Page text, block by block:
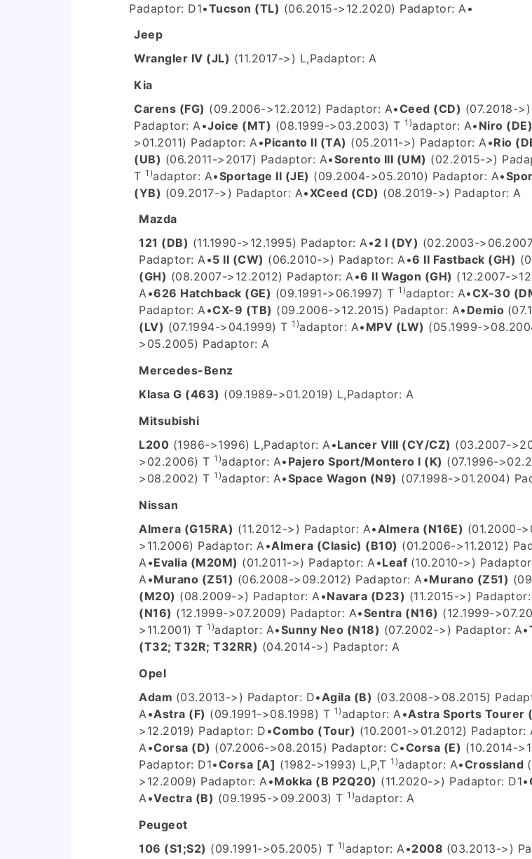
Padaptor: D1•Tucson (TL) (06.2015->12.2020) Padaptor: A •
Jeep
Wrangler IV (JL) (11.2017->) L,Padaptor: A
Kia
Carens (FG) (09.2006->12.2012) Padaptor: A•Ceed (CD) (07.2018-
Padaptor: A •Joice (MT) (08.1999->03.2003) T 1)adaptor: A• Niro (DE)
>01.2011) Padaptor: A •Picanto II (TA) (05.2011->) Padaptor: A •Rio
(UB) (06.2011->2017) Padaptor: A•Sorento III (UM) (02.2015->) P
T 1)adaptor: A•Sportage II (JE) (09.2004->05.2010) Padaptor: A•
(YB) (09.2017->) Padaptor: A•XCeed (CD) (08.2019->) Padaptor: A
Mazda
121 (DB) (11.1990->12.1995) Padaptor: A •2 I (DY) (02.2003-
Padaptor: A •5 II (CW) (06.2010->) Padaptor: A •6 II Fastback (GH)
(GH) (08.2007->12.2012) Padaptor: A •6 II Wagon (GH) (12.2007-
A •626 Hatchback (GE) (09.1991->06.1997) T 1)adaptor: A•CX-30
Padaptor: A •CX-9 (TB) (09.2006->12.2015) Padaptor: A• Demio
(LV) (07.1994->04.1999) T 1)adaptor: A• MPV (LW) (05.1999-
>05.2005) Padaptor: A
Mercedes-Benz
Klasa G (463) (09.1989->01.2019) L,Padaptor: A
Mitsubishi
L200 (1986->1996) L,Padaptor: A •Lancer VIII (CY/CZ) (03.2007-
>02.2006) T 1)adaptor: A• Pajero Sport/Montero I (K) (07.1996-
>08.2002) T 1)adaptor: A•Space Wagon (N9) (07.1998->01.2004) P
Nissan
Almera (G15RA) (11.2012->) Padaptor: A• Almera (N16E) (01.2000-
>11.2006) Padaptor: A •Almera (Clasic) (B10) (01.2006->11.2012) P
A •Evalia (M20M) (01.2011->) Padaptor: A •Leaf (10.2010->) P
A •Murano (Z51) (06.2008->09.2012) Padaptor: A •Murano (Z51)
(M20) (08.2009->) Padaptor: A •Navara (D23) (11.2015->) P
(N16) (12.1999->07.2009) Padaptor: A•Sentra (N16) (12.1999-
>11.2001) T 1)adaptor: A•Sunny Neo (N18) (07.2002->) Padaptor: A•
(T32; T32R; T32RR) (04.2014->) Padaptor: A
Opel
Adam (03.2013->) Padaptor: D• Agila (B) (03.2008->08.2015) P
A •Astra (F) (09.1991->08.1998) T 1)adaptor: A •Astra Sports Tourer
>12.2019) Padaptor: D •Combo (Tour) (10.2001->01.2012) Padaptor:
A •Corsa (D) (07.2006->08.2015) Padaptor: C•Corsa (E) (10.2014-
Padaptor: D1•Corsa [A] (1982->1993) L,P,T 1)adaptor: A•Crossland
>12.2009) Padaptor: A •Mokka (B P2Q20) (11.2020->) Padaptor: D1•
A •Vectra (B) (09.1995->09.2003) T 1)adaptor: A
Peugeot
106 (S1;S2) (09.1991->05.2005) T 1)adaptor: A •2008 (03.2013->) P